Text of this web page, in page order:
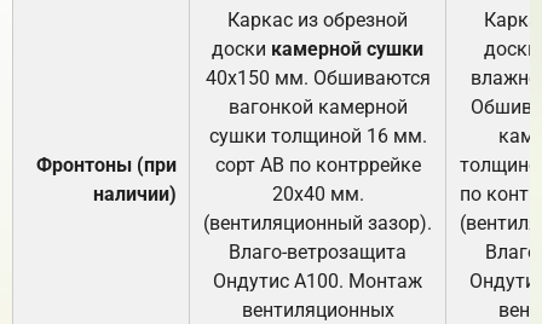
Фронтоны (при
наличии)
Каркас из обрезной
доски камерной сушки
40х150 мм. Обшиваются
вагонкой камерной
сушки толщиной 16 мм.
сорт АВ по контррейке
20х40 мм.
(вентиляционный зазор).
Влаго-ветрозащита
Ондутис А100. Монтаж
вентиляционных
доски
по